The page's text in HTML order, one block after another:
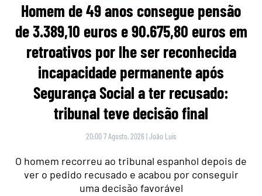
Homem de 49 anos consegue pensão
de 3.389,10 euros e 90.675,80 euros em
retroativos por lhe ser reconhecida
incapacidade permanente após
Segurança Social a ter recusado:
tribunal teve decisão final
20:00 7 Agosto, 2026 |João Luís
O homem recorreu ao tribunal espanhol depois de
ver o pedido recusado e acabou por conseguir
uma decisão favorável